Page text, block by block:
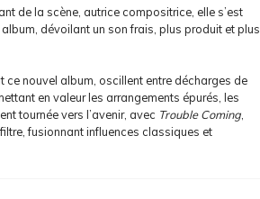
de la scène, autrice compositrice, elle s’est
dévoilant un son frais, plus produit et plus
ce nouvel album, oscillent entre décharges de
en valeur les arrangements épurés, les
tournée vers l’avenir, avec Trouble Coming,
fusionnant influences classiques et